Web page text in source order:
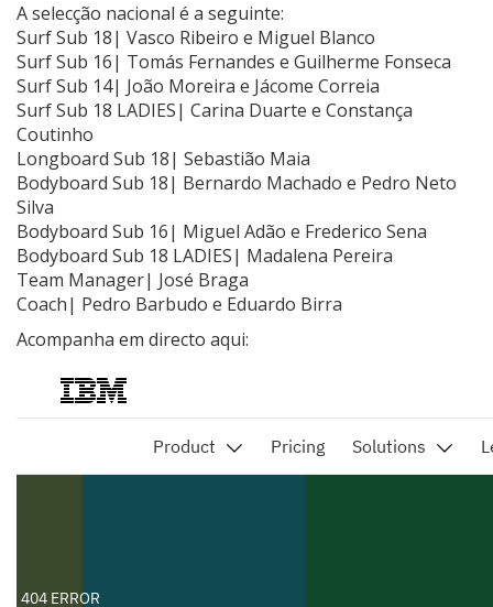
A selecção nacional é a seguinte:
Surf Sub 18| Vasco Ribeiro e Miguel Blanco
Surf Sub 16| Tomás Fernandes e Guilherme Fonseca
Surf Sub 14| João Moreira e Jácome Correia
Surf Sub 18 LADIES| Carina Duarte e Constança
Coutinho
Longboard Sub 18| Sebastião Maia
Bodyboard Sub 18| Bernardo Machado e Pedro Neto
Silva
Bodyboard Sub 16| Miguel Adão e Frederico Sena
Bodyboard Sub 18 LADIES| Madalena Pereira
Team Manager| José Braga
Coach| Pedro Barbudo e Eduardo Birra
Acompanha em directo aqui: